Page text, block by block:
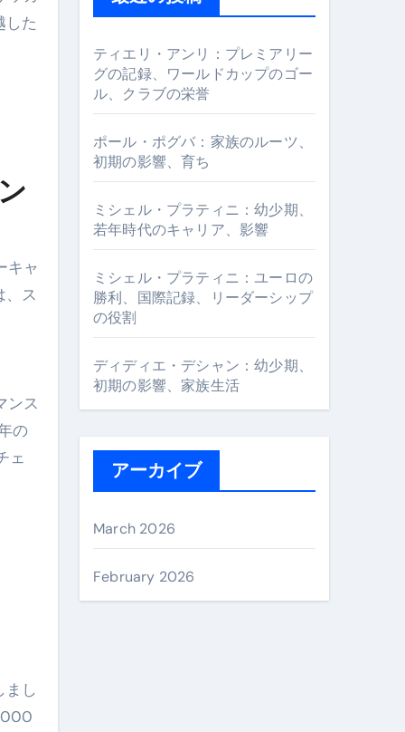
した
キャ
、ス
ンス
の
ェ
まし
h
f
o
r
ティエリ・アンリ：プレミアリー
グの記録、ワールドカップのゴー
ル、クラブの栄誉
ポール・ポグバ：家族のルーツ、
初期の影響、育ち
ミシェル・プラティニ：幼少期、
若年時代のキャリア、影響
ミシェル・プラティニ：ユーロの
勝利、国際記録、リーダーシップ
の役割
ディディエ・デシャン：幼少期、
初期の影響、家族生活
アーカイブ
March 2026
February 2026